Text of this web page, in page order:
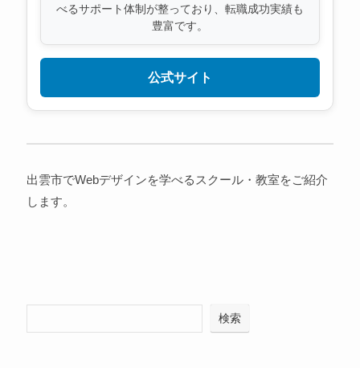
べるサポート体制が整っており、転職成功実績も
豊富です。
公式サイト
出雲市でWebデザインを学べるスクール・教室をご紹介
します。
検索